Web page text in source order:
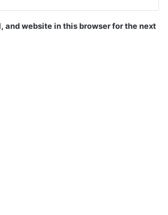
and website in this browser for the next